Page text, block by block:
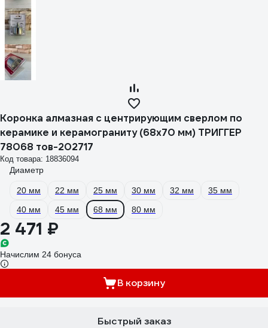
Коронка алмазная с центрирующим сверлом по
керамике и керамограниту (68х70 мм) ТРИГГЕР
78068 тов-202717
Код товара: 18836094
Диаметр
20 мм 22 мм 25 мм 30 мм 32 мм
35 мм
40 мм
45 мм 68 мм 80 мм
2 471 ₽
Начислим 24 бонуса
В корзину
Быстрый заказ